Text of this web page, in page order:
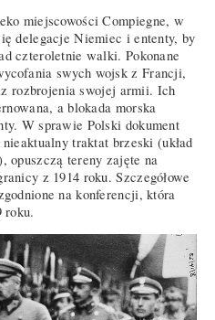
miejscowości Compiegne, w
delegacje Niemiec i ententy, by
czteroletnie walki. Pokonane
swych wojsk z Francji,
rozbrojenia swojej armii. Ich
a blokada morska
W sprawie Polski dokument
traktat brzeski (układ
opuszczą tereny zajęte na
z 1914 roku. Szczegółowe
na konferencji, która
roku.